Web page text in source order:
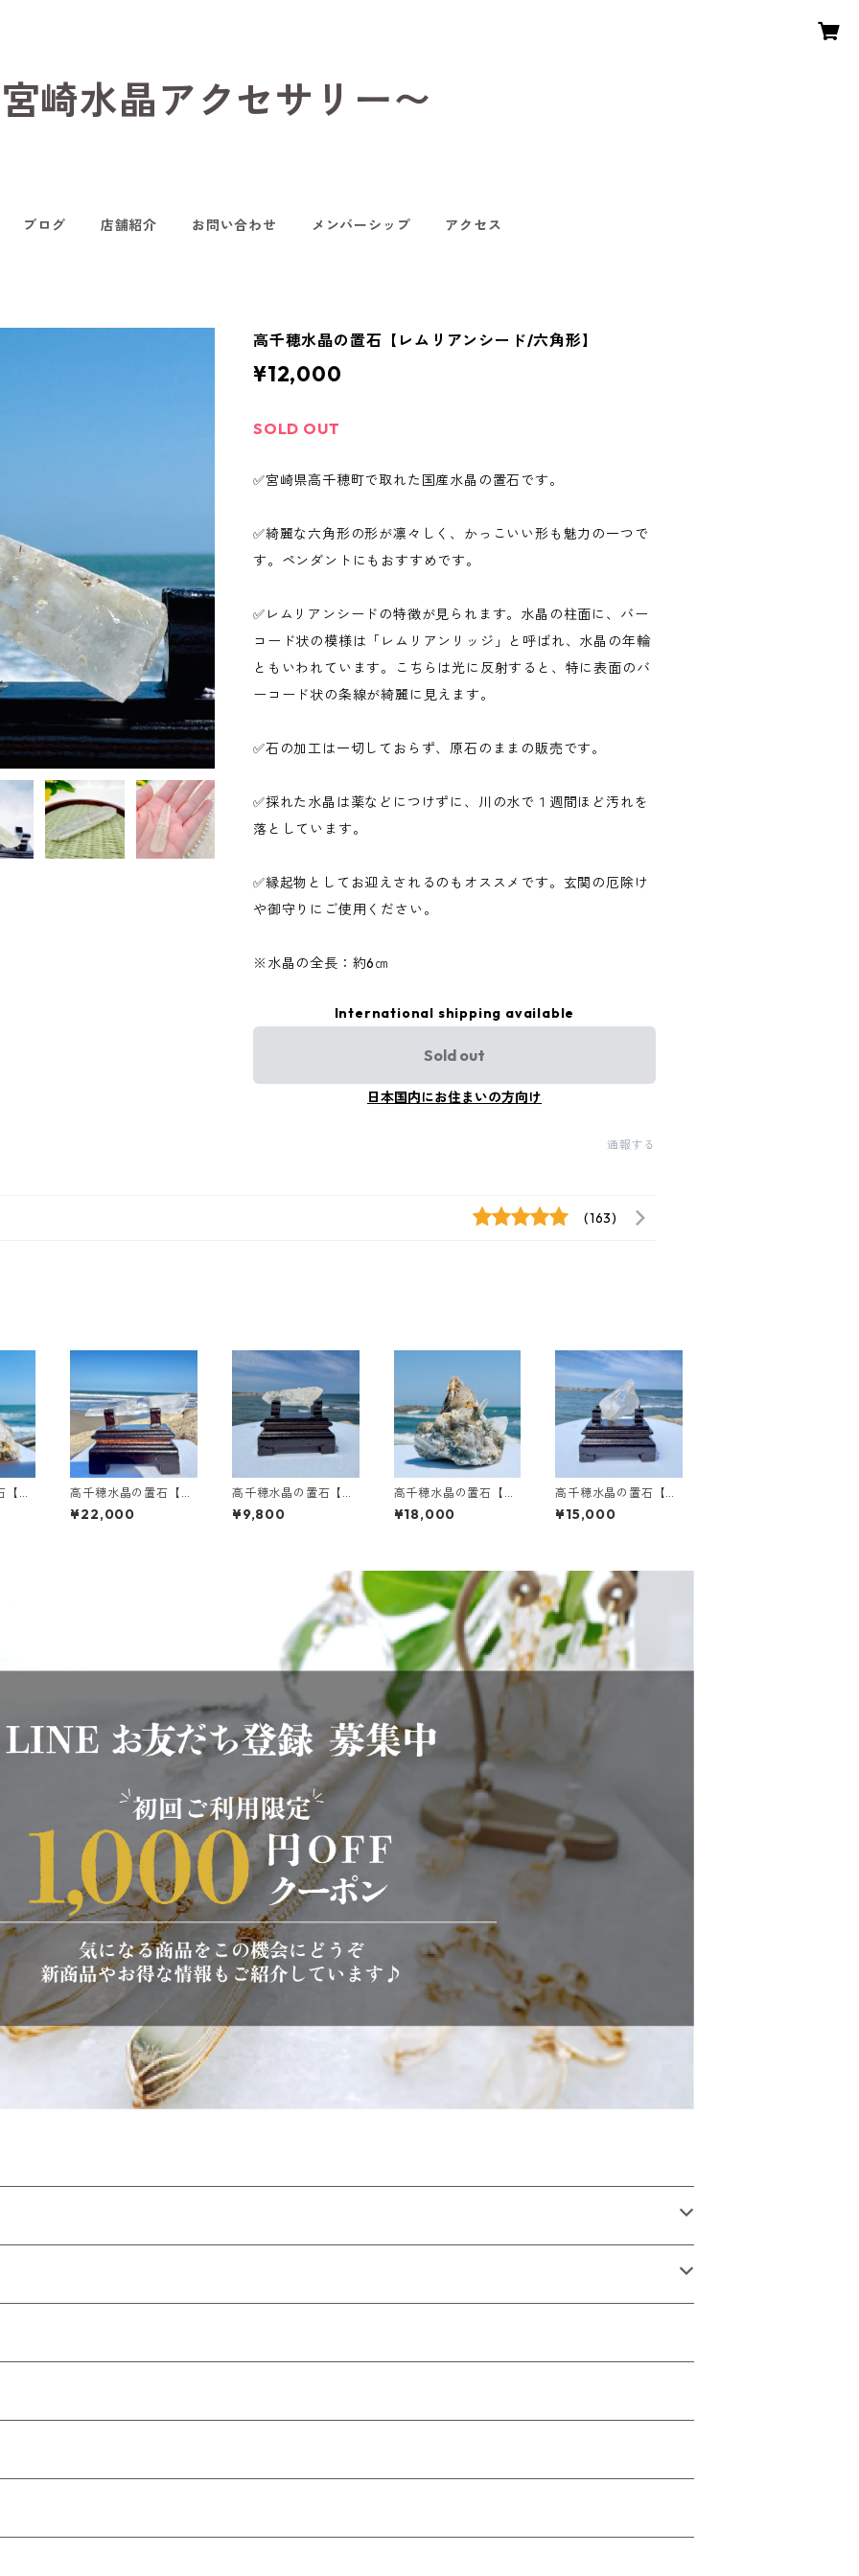
崎水晶アクセサリー〜
ブログ 店舗紹介 お問い合わせ メンバーシップ アクセス
高千穂水晶の置石【レムリアンシード/六角形】
¥12,000
SOLD OUT
✅宮崎県高千穂町で取れた国産水晶の置石です。
✅綺麗な六角形の形が凛々しく、かっこいい形も魅力の一つで
す。ペンダントにもおすすめです。
✅レムリアンシードの特徴が見られます。水晶の柱面に、バー
コード状の模様は「レムリアンリッジ」と呼ばれ、水晶の年輪
ともいわれています。こちらは光に反射すると、特に表面のバ
ーコード状の条線が綺麗に見えます。
✅石の加工は一切しておらず、原石のままの販売です。
✅採れた水晶は薬などにつけずに、川の水で１週間ほど汚れを
落としています。
✅縁起物としてお迎えされるのもオススメです。玄関の厄除け
や御守りにご使用ください。
※水晶の全長：約6㎝
International shipping available
Sold out
日本国内にお住まいの方向け
通報する
(163)
虹
高千穂水晶の置石【曲
がり水晶/透明/レムリ
アンシード】
¥22,000
高千穂水晶の置石【透
明】
¥9,800
高千穂水晶の置石【虹
入り/草入り/母岩付
き】
¥18,000
高千穂水晶の置石【レ
ムリアンシードあり_
ツヤ輝き_小さな虹入
¥15,000